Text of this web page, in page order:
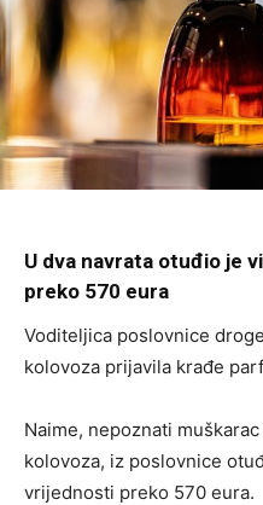
U dva navrata otuđio je
preko 570 eura
Voditeljica poslovnice
kolovoza prijavila krađe
Naime, nepoznati muškarac
kolovoza, iz poslovnice
vrijednosti preko 570 eura.